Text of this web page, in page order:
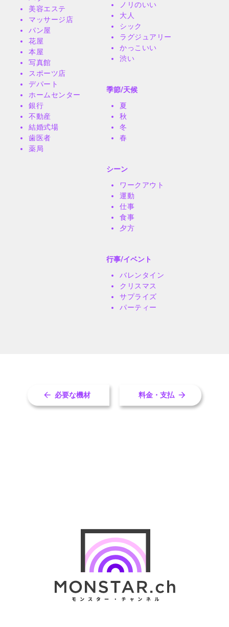
美容エステ
マッサージ店
パン屋
花屋
本屋
写真館
スポーツ店
デパート
ホームセンター
銀行
不動産
結婚式場
歯医者
薬局
ノリのいい
大人
シック
ラグジュアリー
かっこいい
渋い
季節/天候
夏
秋
冬
春
シーン
ワークアウト
運動
仕事
食事
夕方
行事/イベント
バレンタイン
クリスマス
サプライズ
パーティー
必要な機材 料金・支払